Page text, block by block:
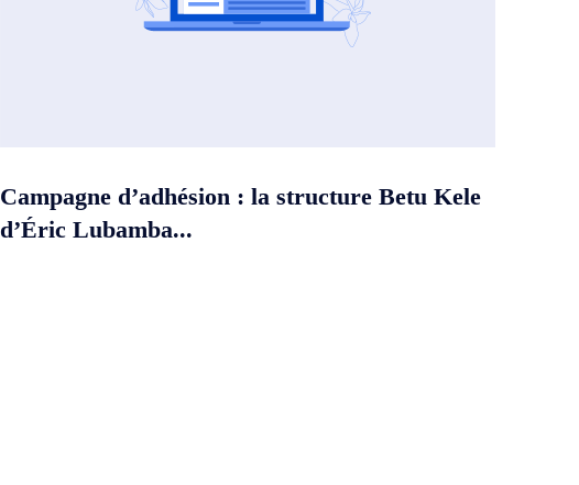
Campagne d’adhésion : la structure Betu Kele
d’Éric Lubamba...